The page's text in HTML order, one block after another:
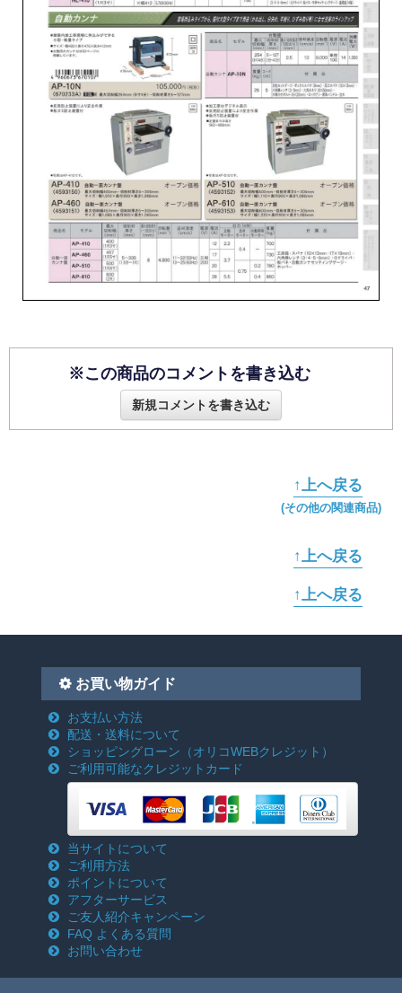
※この商品のコメントを書き込む
新規コメントを書き込む
↑上へ戻る
(その他の関連商品)
↑上へ戻る
↑上へ戻る
お買い物ガイド
お支払い方法
配送・送料について
ショッピングローン （オリコWEBクレジット）
ご利用可能なクレジットカード
当サイトについて
ご利用方法
ポイントについて
アフターサービス
ご友人紹介キャンペーン
FAQ よくある質問
お問い合わせ